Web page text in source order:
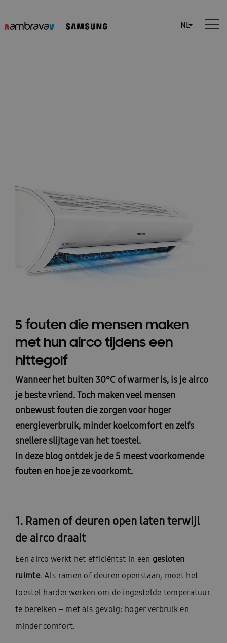
5 fouten die mensen maken
met hun airco tijdens een
hittegolf
Wanneer het buiten 30°C of warmer is, is je airco
je beste vriend. Toch maken veel mensen
onbewust fouten die zorgen voorhoger
energieverbruik, minder koelcomfort en zelfs
snellere slijtagevan het toestel.
In deze blog ontdek je de 5 meest voorkomende
fouten en hoe je ze voorkomt.
1. Ramen of deuren open laten terwijl
de airco draait
Een airco werkt het efficiëntst in een gesloten
ruimte. Als ramen of deuren openstaan, moet het
toestel harder werken om de ingestelde temperatuur
te bereiken – met als gevolg: hoger verbruik en
minder comfort.